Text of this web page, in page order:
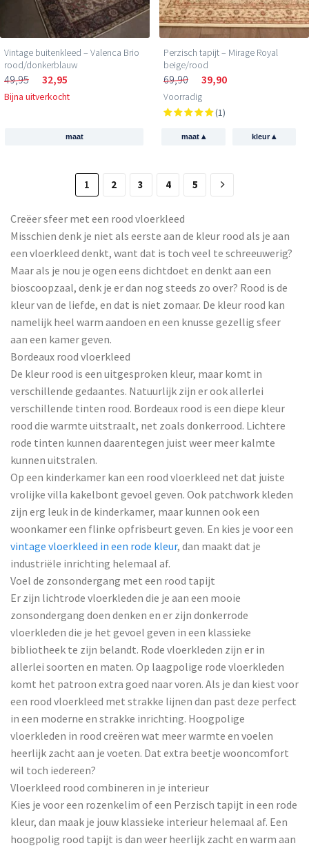
Vintage buitenkleed – Valenca Brio
rood/donkerblauw
49,95 32,95
Bijna uitverkocht
maat
Perzisch tapijt – Mirage Royal
beige/rood
69,90 39,90
Voorradig
(1)
maat ▴ kleur▴
1 2 3 4 5
Creëer sfeer met een rood vloerkleed
Misschien denk je niet als eerste aan de kleur rood als je aan
een vloerkleed denkt, want dat is toch veel te schreeuwerig?
Maar als je nou je ogen eens dichtdoet en denkt aan een
bioscoopzaal, denk je er dan nog steeds zo over? Rood is de
kleur van de liefde, en dat is niet zomaar. De kleur rood kan
namelijk heel warm aandoen en een knusse gezellig sfeer
aan een kamer geven.
Bordeaux rood vloerkleed
De kleur rood is een uitgesproken kleur, maar komt in
verschillende gedaantes. Natuurlijk zijn er ook allerlei
verschillende tinten rood. Bordeaux rood is een diepe kleur
rood die warmte uitstraalt, net zoals donkerrood. Lichtere
rode tinten kunnen daarentegen juist weer meer kalmte
kunnen uitstralen.
Op een kinderkamer kan een rood vloerkleed net dat juiste
vrolijke villa kakelbont gevoel geven. Ook patchwork kleden
zijn erg leuk in de kinderkamer, maar kunnen ook een
woonkamer een flinke opfrisbeurt geven. En kies je voor een
vintage vloerkleed in een rode kleur, dan maakt dat je
industriële inrichting helemaal af.
Voel de zonsondergang met een rood tapijt
Er zijn lichtrode vloerkleden die je aan een mooie
zonsondergang doen denken en er zijn donkerrode
vloerkleden die je het gevoel geven in een klassieke
bibliotheek te zijn belandt. Rode vloerkleden zijn er in
allerlei soorten en maten. Op laagpolige rode vloerkleden
komt het patroon extra goed naar voren. Als je dan kiest voor
een rood vloerkleed met strakke lijnen dan past deze perfect
in een moderne en strakke inrichting. Hoogpolige
vloerkleden in rood creëren wat meer warmte en voelen
heerlijk zacht aan je voeten. Dat extra beetje wooncomfort
wil toch iedereen?
Vloerkleed rood combineren in je interieur
Kies je voor een rozenkelim of een Perzisch tapijt in een rode
kleur, dan maak je jouw klassieke interieur helemaal af. Een
hoogpolig rood tapijt is dan weer heerlijk zacht en warm aan